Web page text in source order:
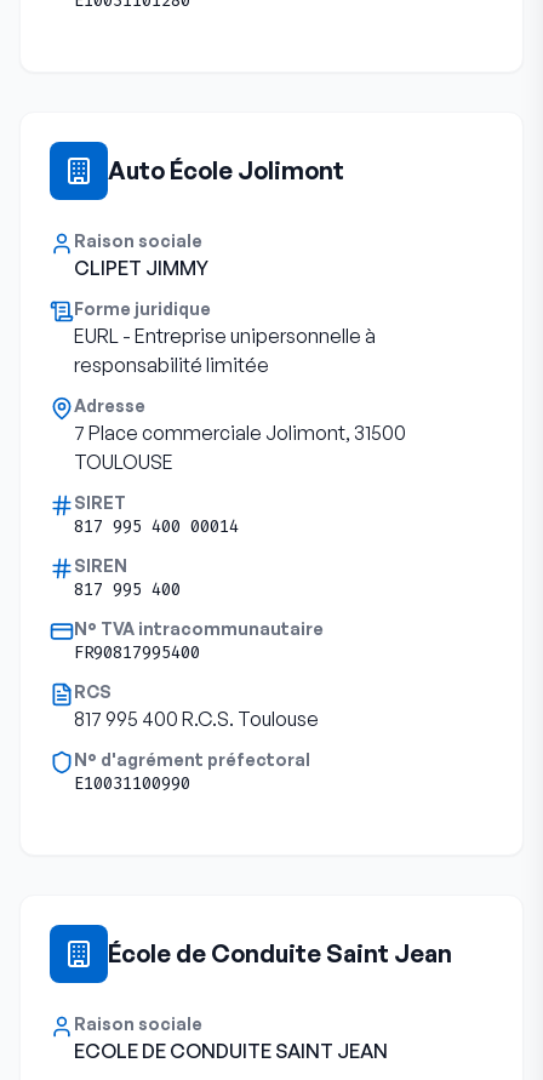
Auto École Jolimont
Raison sociale
CLIPET JIMMY
Forme juridique
EURL - Entreprise unipersonnelle à
responsabilité limitée
Adresse
7 Place commerciale Jolimont, 31500
TOULOUSE
SIRET
817 995 400 00014
SIREN
817 995 400
N° TVA intracommunautaire
FR90817995400
RCS
817 995 400 R.C.S. Toulouse
N° d'agrément préfectoral
E10031100990
École de Conduite Saint Jean
Raison sociale
ECOLE DE CONDUITE SAINT JEAN